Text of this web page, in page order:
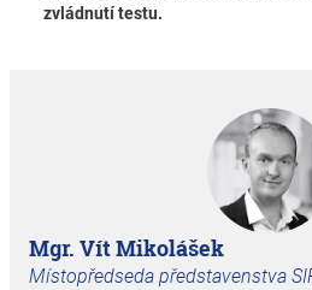
zvládnutí testu.
Mgr. Vít Mikolášek
Místopředseda představenstva